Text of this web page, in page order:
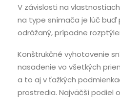
V závislosti na
na type snímača je lúč buď
odrážaný, prípadne
Konštrukčné vyhotovenie
nasadenie vo všetkých
a to aj v ťažkých
prostredia. Najväčší podiel